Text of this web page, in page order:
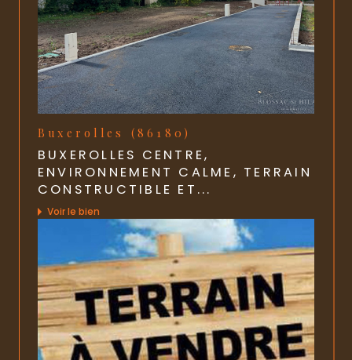
Buxerolles (86180)
BUXEROLLES CENTRE,
ENVIRONNEMENT CALME, TERRAIN
CONSTRUCTIBLE ET...
Voir le bien